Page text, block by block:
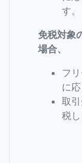
す。
免税対象
場合、
フ
に
取
税し